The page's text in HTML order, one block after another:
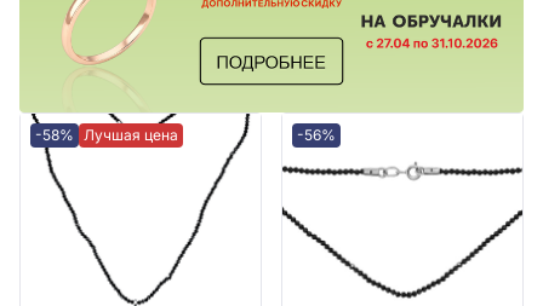
-58% Лучшая цена -56%